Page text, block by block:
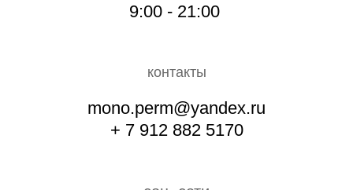
9:00 - 21:00
контакты
mono.perm@yandex.ru
+ 7 912 882 5170